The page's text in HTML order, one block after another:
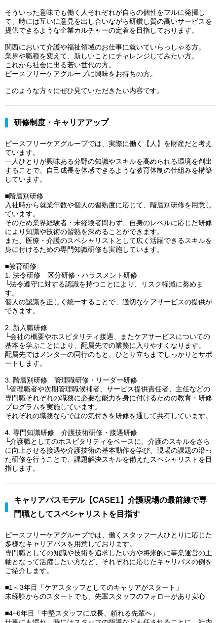
そういった意味でも働く人それぞれが自らの個性をフルに発揮し
て、時には互いに意見を出し合いながら研鑽し質の高いサービスを
提供できるような企業カルチャーの定着を目指しております。
関西において介護や福祉領域のお仕事に就いていらっしゃる方。
業界や職種を変えて、新しいことにチャレンジしてみたい方。
これから社会に出る若い世代の方。
ピースフリーケアグループに興味をお持ちの方。
このような方々にぜひ見ていただきたい内容です。
研修制度・キャリアアップ
ピースフリーケアグループでは、実際に働く【人】を財産だと考え
ています。
一人ひとりが興味ある分野の知識やスキルを高められる環境を創出
することで、自己成長を体感できるような教育体制の仕組みを構築
しています。
■階層別研修
入社時から就業年数や個人の習熟度に応じて、階層別研修を用意し
ています。
そのため業界経験者・未経験者問わず、自身のレベルに応じた研修
により知識や技術の習熟を深めることができます。
また、医療・介護のスペシャリストとして広く活躍できるスキルを
身に付けるための専門知識研修も実施しています。
■教育研修
1. 法令研修 区分研修・ハラスメント研修
└法令遵守に対する認識を持つことにより、リスク軽減に努めま
す。
個人の認識を正しく統一することで、適切なケアサービスの提供が
できます。
2. 新入職研修
└会社の概要やホスピタリティ接遇、またケアサービスについての
基本を学ぶことにより、配属先での業務に入りやすくなります。
配属先ではメンターの同行のもと、ひとり立ちまでしっかりとサポ
ートします。
3. 階層別研修 管理職研修・リーダー研修
└管理職者や次期管理職候補者、サービス提供責任者、主任などの
専門職それぞれの職務に必要な能力を身に付けるための教育・研修
プログラムを実施しています。
それぞれの職務ならではの気付きを研修を通して共有しています。
4. 専門知識研修 介護技術研修・接遇研修
└介護職としてのホスピタリティをベースに、介護のスキルをさら
に向上させる接遇や介護技術の基本動作を学び、現場の課題の沿っ
た研修を行うことで、課題解決スキルを備えたスペシャリストを目
指します。
キャリアパスモデル【CASE1】介護現場の最前線で専
門職としてスペシャリストを目指す
ピースフリーケアグループでは、働くスタッフ一人ひとりに応じた
多様なキャリアパスを用意しております。
専門職としての知識や技術を追求したい方や将来的に事業運営の主
軸となって活躍したい方など、それぞれに応じたキャリパスの例を
ご紹介します。
■1～3年目「ケアスタッフとしてのキャリアがスタート」
未経験からのスタートでも、先輩スタッフのフォローがあり安心
■4~6年目「中堅スタッフに成長、頼れる先輩へ」